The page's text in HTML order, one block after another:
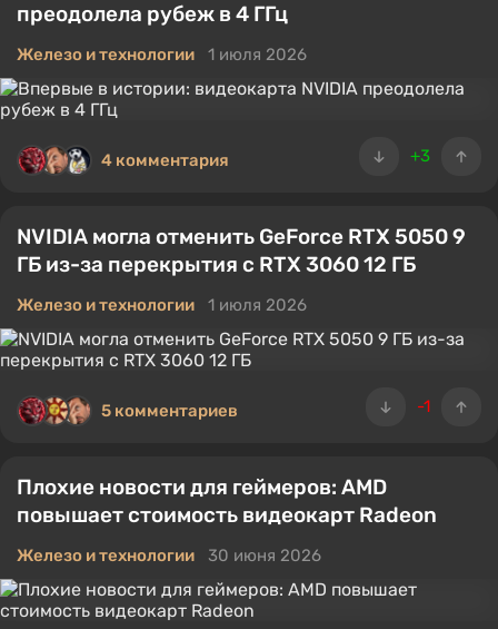
преодолела рубеж в 4 ГГц
Железо и технологии 1 июля 2026
+3
4 комментария
NVIDIA могла отменить GeForce RTX 5050 9
ГБ из-за перекрытия с RTX 3060 12 ГБ
Железо и технологии 1 июля 2026
-1
5 комментариев
Плохие новости для геймеров: AMD
повышает стоимость видеокарт Radeon
Железо и технологии 30 июня 2026